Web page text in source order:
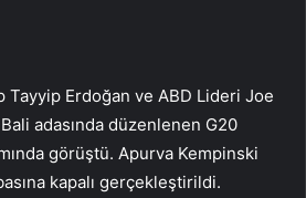
Tayyip Erdoğan ve ABD Lideri Joe
adasında düzenlenen G20
görüştü. Apurva Kempinski
kapalı gerçekleştirildi.